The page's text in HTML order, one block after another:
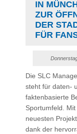
IN
ZUR
DER
FÜR
Die SLC
steht für daten-
faktenbasierte
Sportumfeld. Mit
neuesten
dank der